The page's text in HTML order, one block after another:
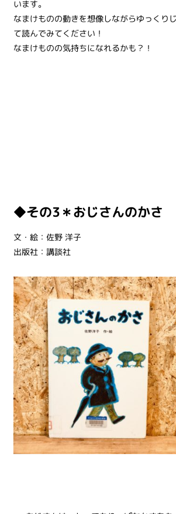
います。
なまけものの動きを想像しながらゆっくり
て読んでみてください！
なまけものの気持ちになれるかも？！
◆その3＊おじさんのかさ
文・絵： 佐野 洋子
出版社： 講談社